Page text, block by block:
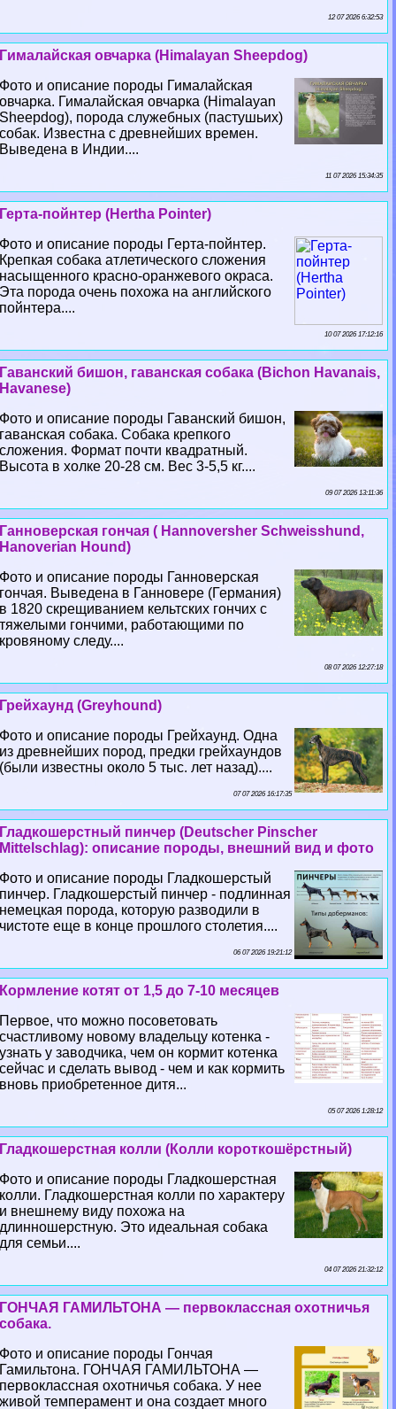
12 07 2026 6:32:53
Гималайская овчарка (Himalayan Sheepdog)
Фото и описание породы Гималайская
овчарка. Гималайская овчарка (Himalayan
Sheepdog), порода служебных (пастушьих)
собак. Известна с древнейших времен.
Выведена в Индии....
11 07 2026 15:34:35
Герта-пойнтер (Hertha Pointer)
Фото и описание породы Герта-пойнтер.
Крепкая собака атлетического сложения
насыщенного красно-оранжевого окраса.
Эта порода очень похожа на английского
пойнтера....
10 07 2026 17:12:16
Гаванский бишон, гаванская собака (Bichon Havanais,
Havanese)
Фото и описание породы Гаванский бишон,
гаванская собака. Собака крепкого
сложения. Формат почти квадратный.
Высота в холке 20-28 см. Вес 3-5,5 кг....
09 07 2026 13:11:36
Ганноверская гончая ( Hannoversher Schweisshund,
Hanoverian Hound)
Фото и описание породы Ганноверская
гончая. Выведена в Ганновере (Германия)
в 1820 скрещиванием кельтских гончих с
тяжелыми гончими, работающими по
кровяному следу....
08 07 2026 12:27:18
Грейхаунд (Greyhound)
Фото и описание породы Грейхаунд. Одна
из древнейших пород, предки грейхаундов
(были известны около 5 тыс. лет назад)....
07 07 2026 16:17:35
Гладкошерстный пинчер (Deutscher Pinscher
Mittelschlag): описание породы, внешний вид и фото
Фото и описание породы Гладкошерстый
пинчер. Гладкошерстый пинчер - подлинная
немецкая порода, которую разводили в
чистоте еще в конце прошлого столетия....
06 07 2026 19:21:12
Кормление котят от 1,5 до 7-10 месяцев
Первое, что можно посоветовать
счастливому новому владельцу котенка -
узнать у заводчика, чем он кормит котенка
сейчас и сделать вывод - чем и как кормить
вновь приобретенное дитя...
05 07 2026 1:28:12
Гладкошерстная колли (Колли короткошёрстный)
Фото и описание породы Гладкошерстная
колли. Гладкошерстная колли по хаpaктеру
и внешнему виду похожа на
длинношерстную. Это идеальная собака
для семьи....
04 07 2026 21:32:12
ГОНЧАЯ ГАМИЛЬТОНА — первоклассная охотничья
собака.
Фото и описание породы Гончая
Гамильтона. ГОНЧАЯ ГАМИЛЬТОНА —
первоклассная охотничья собака. У нее
живой темперамент и она создает много